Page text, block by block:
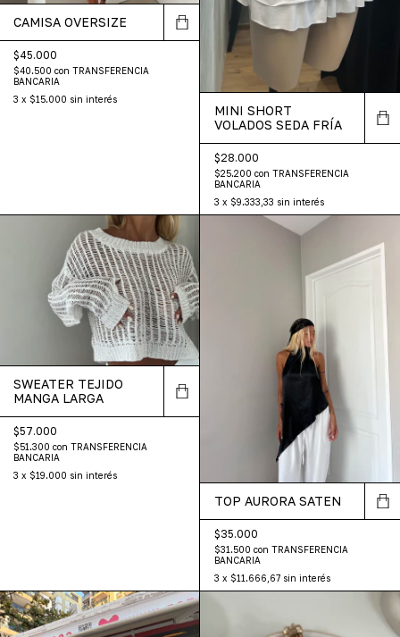
CAMISA OVERSIZE
$45.000
$40.500 con TRANSFERENCIA
BANCARIA
3 x $15.000 sin interés
MINI SHORT
VOLADOS SEDA FRÍA
$28.000
$25.200 con TRANSFERENCIA
BANCARIA
3 x $9.333,33 sin interés
SWEATER TEJIDO
MANGA LARGA
$57.000
$51.300 con TRANSFERENCIA
BANCARIA
3 x $19.000 sin interés
TOP AURORA SATEN
$35.000
$31.500 con TRANSFERENCIA
BANCARIA
3 x $11.666,67 sin interés